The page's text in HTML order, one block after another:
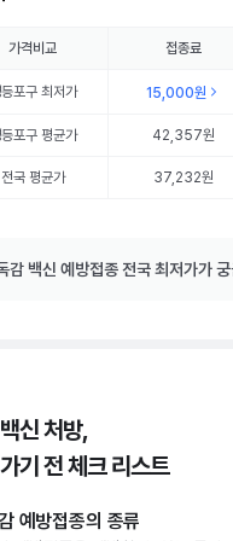
가격비교 접종료
포구최저가 15,000원
포구평균가 42,357원
전국 평균가 37,232원
감 백신 예방접종 전국 최저가가
신 처방,
기 전 체크 리스트
예방접종의 종류